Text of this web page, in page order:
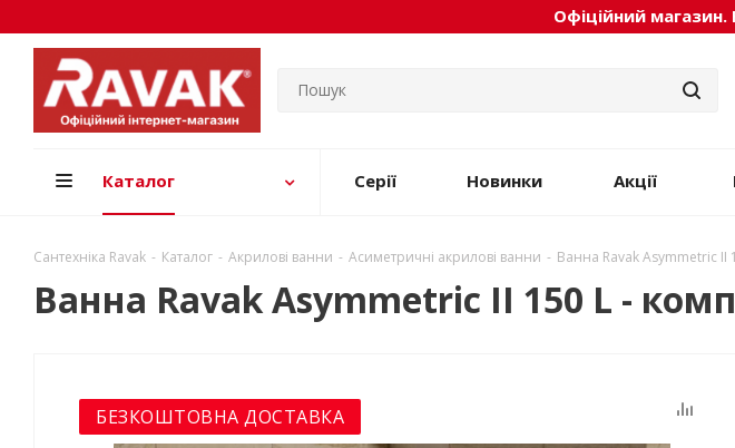
Офіційний
Каталог Серії Новинки Акції
Сантехніка Ravak - Каталог - Акрилові ванни - Асиметричні акрилові ванни - Ванна Ravak Asymmetric II
Ванна Ravak Asymmetric II 150 L -
БЕЗКОШТОВНА ДОСТАВКА